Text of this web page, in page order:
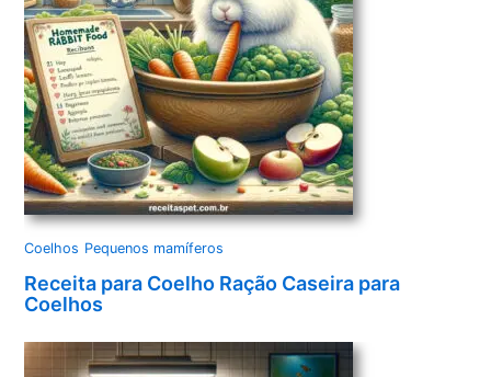
Coelhos Pequenos mamíferos
Receita para Coelho Ração Caseira para
Coelhos